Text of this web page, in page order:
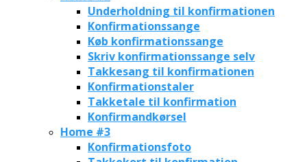
Underholdning til konfirmationen
Konfirmationssange
Køb konfirmationssange
Skriv konfirmationssange selv
Takkesang til konfirmationen
Konfirmationstaler
Takketale til konfirmation
Konfirmandkørsel
Home #3
Konfirmationsfoto